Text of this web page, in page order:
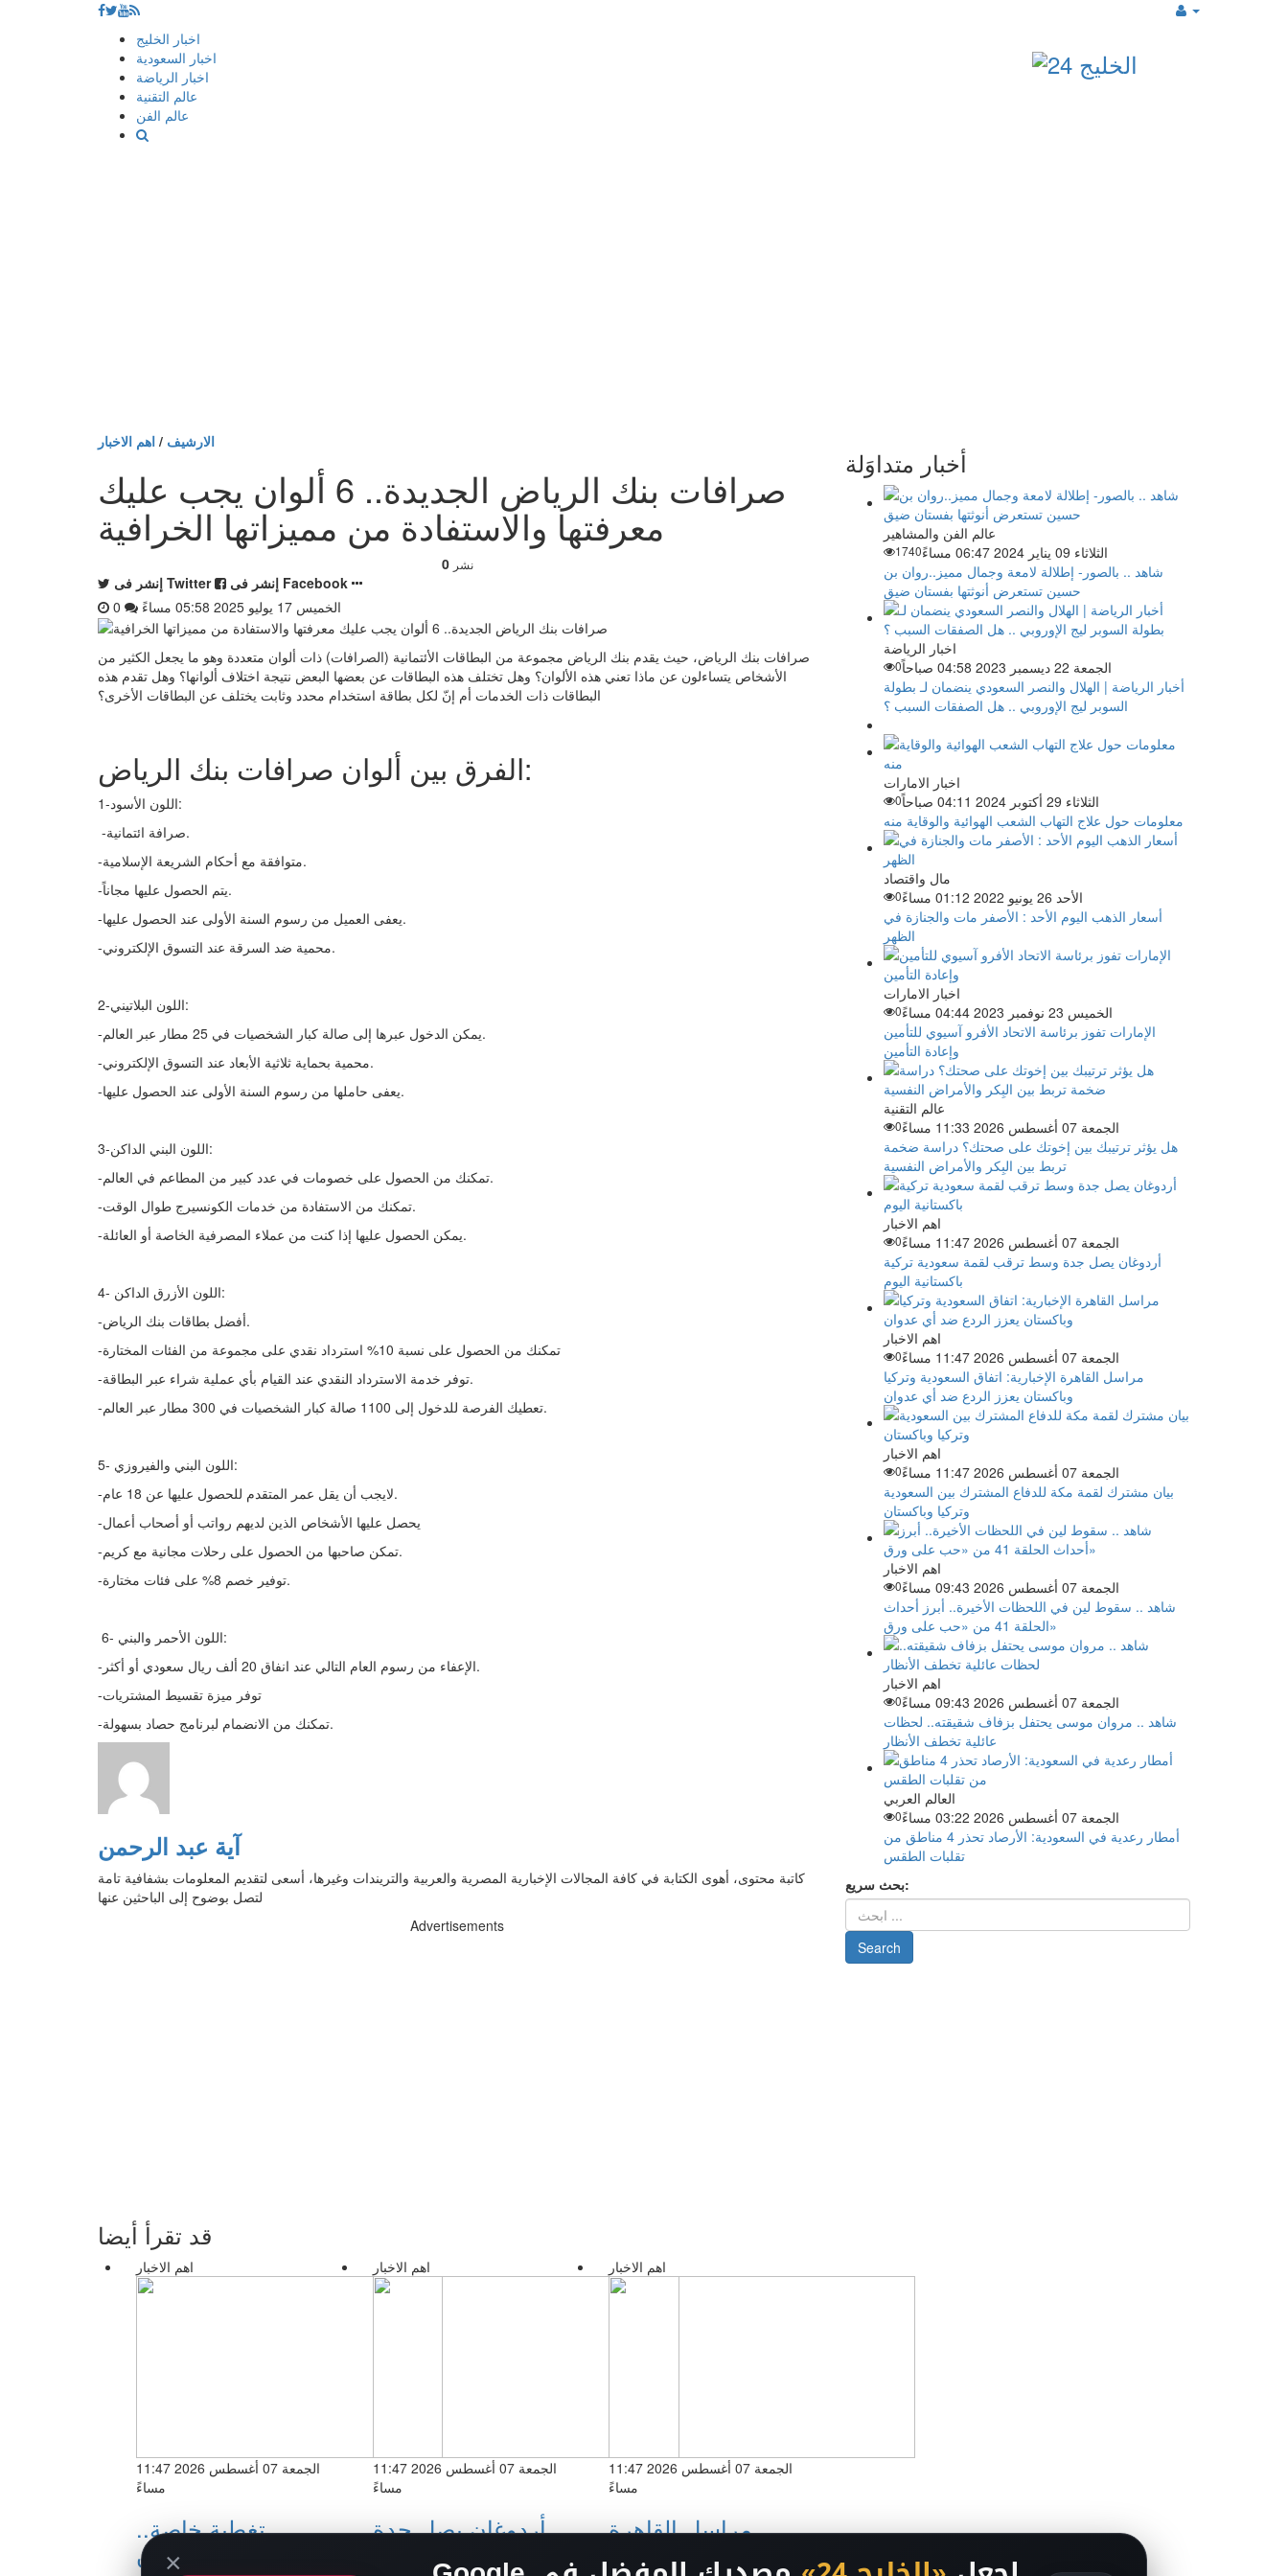
إذهب
المحتوى
اخبار الخليج
اخبار السعودية
اخبار الرياضة
عالم التقنية
عالم الفن
الارشيف / اهم الاخبار
صرافات بنك الرياض الجديدة.. 6 ألوان يجب عليك
معرفتها والاستفادة من مميزاتها الخرافية
0 نشر
إنشر فى Twitter
إنشر فى Facebook
الخميس 17 يوليو 2025 05:58 مساءً
صرافات بنك الرياض، حيث يقدم بنك الرياض مجموعة من البطاقات الأئتمانية (الصرافات) ذات ألوان متعددة وهو ما يجعل الكثير من
الأشخاص يتساءلون عن ماذا تعني هذه الألوان؟ وهل تختلف هذه البطاقات عن بعضها البعض نتيجة اختلاف ألوانها؟ وهل تقدم هذه
البطاقات ذات الخدمات أم إنّ لكل بطاقة استخدام محدد وثابت يختلف عن البطاقات الأخرى؟
الفرق بين ألوان صرافات بنك الرياض:
1-اللون الأسود:
-صرافة ائتمانية.
-متوافقة مع أحكام الشريعة الإسلامية.
-يتم الحصول عليها مجاناً.
-يعفى العميل من رسوم السنة الأولى عند الحصول عليها.
-محمية ضد السرقة عند التسوق الإلكتروني.
2-اللون البلاتيني:
-يمكن الدخول عبرها إلى صالة كبار الشخصيات في 25 مطار عبر العالم.
-محمية بحماية ثلاثية الأبعاد عند التسوق الإلكتروني.
-يعفى حاملها من رسوم السنة الأولى عند الحصول عليها.
3-اللون البني الداكن:
-تمكنك من الحصول على خصومات في عدد كبير من المطاعم في العالم.
-تمكنك من الاستفادة من خدمات الكونسيرج طوال الوقت.
-يمكن الحصول عليها إذا كنت من عملاء المصرفية الخاصة أو العائلة.
4- اللون الأزرق الداكن:
-أفضل بطاقات بنك الرياض.
-تمكنك من الحصول على نسبة 10% استرداد نقدي على مجموعة من الفئات المختارة
-توفر خدمة الاسترداد النقدي عند القيام بأي عملية شراء عبر البطاقة.
-تعطيك الفرصة للدخول إلى 1100 صالة كبار الشخصيات في 300 مطار عبر العالم.
5- اللون البني والفيروزي:
-لايجب أن يقل عمر المتقدم للحصول عليها عن 18 عام.
-يحصل عليها الأشخاص الذين لديهم رواتب أو أصحاب أعمال
-تمكن صاحبها من الحصول على رحلات مجانية مع كريم.
-توفير خصم 8% على فئات مختارة.
6- اللون الأحمر والبني:
-الإعفاء من رسوم العام التالي عند انفاق 20 ألف ريال سعودي أو أكثر.
-توفر ميزة تقسيط المشتريات
-تمكنك من الانضمام لبرنامج حصاد بسهولة.
آية عبد الرحمن
كاتبة محتوى، أهوى الكتابة في كافة المجالات الإخبارية المصرية والعربية والتريندات وغيرها، أسعى لتقديم المعلومات بشفافية تامة
لتصل بوضوح إلى الباحثين عنها
Advertisements
قد تقرأ أيضا
اهم الاخبار
الجمعة 07 أغسطس 2026 11:47
مساءً
تغطية خاصة..
السعودية تحذر من
اهم الاخبار
الجمعة 07 أغسطس 2026 11:47
مساءً
أردوغان يصل جدة
اهم الاخبار
الجمعة 07 أغسطس 2026 11:47
مساءً
مراسل القاهرة
الإخبارية: اتفاق
أخبار متداوَلة
عالم الفن والمشاهير
الثلاثاء 09 يناير 2024 06:47 مساءً
1740
شاهد .. بالصور- إطلالة لامعة وجمال مميز..روان بن
حسين تستعرض أنوثتها بفستان ضيق
اخبار الرياضة
الجمعة 22 ديسمبر 2023 04:58 صباحاً
0
أخبار الرياضة | الهلال والنصر السعودي ينضمان لـ بطولة
السوبر ليج الإوروبي .. هل الصفقات السبب ؟
اخبار الامارات
الثلاثاء 29 أكتوبر 2024 04:11 صباحاً
0
معلومات حول علاج التهاب الشعب الهوائية والوقاية منه
مال واقتصاد
الأحد 26 يونيو 2022 01:12 مساءً
0
أسعار الذهب اليوم الأحد : الأصفر مات والجنازة في
الظهر
اخبار الامارات
الخميس 23 نوفمبر 2023 04:44 مساءً
0
الإمارات تفوز برئاسة الاتحاد الأفرو آسيوي للتأمين
وإعادة التأمين
عالم التقنية
الجمعة 07 أغسطس 2026 11:33 مساءً
0
هل يؤثر ترتيبك بين إخوتك على صحتك؟ دراسة ضخمة
تربط بين البِكر والأمراض النفسية
اهم الاخبار
الجمعة 07 أغسطس 2026 11:47 مساءً
0
أردوغان يصل جدة وسط ترقب لقمة سعودية تركية
باكستانية اليوم
اهم الاخبار
الجمعة 07 أغسطس 2026 11:47 مساءً
0
مراسل القاهرة الإخبارية: اتفاق السعودية وتركيا
وباكستان يعزز الردع ضد أي عدوان
اهم الاخبار
الجمعة 07 أغسطس 2026 11:47 مساءً
0
بيان مشترك لقمة مكة للدفاع المشترك بين السعودية
وتركيا وباكستان
اهم الاخبار
الجمعة 07 أغسطس 2026 09:43 مساءً
0
شاهد .. سقوط لين في اللحظات الأخيرة.. أبرز أحداث
الحلقة 41 من «حب على ورق»
اهم الاخبار
الجمعة 07 أغسطس 2026 09:43 مساءً
0
شاهد .. مروان موسى يحتفل بزفاف شقيقته.. لحظات
عائلية تخطف الأنظار
العالم العربي
الجمعة 07 أغسطس 2026 03:22 مساءً
0
أمطار رعدية في السعودية: الأرصاد تحذر 4 مناطق من
تقلبات الطقس
بحث سريع:
×